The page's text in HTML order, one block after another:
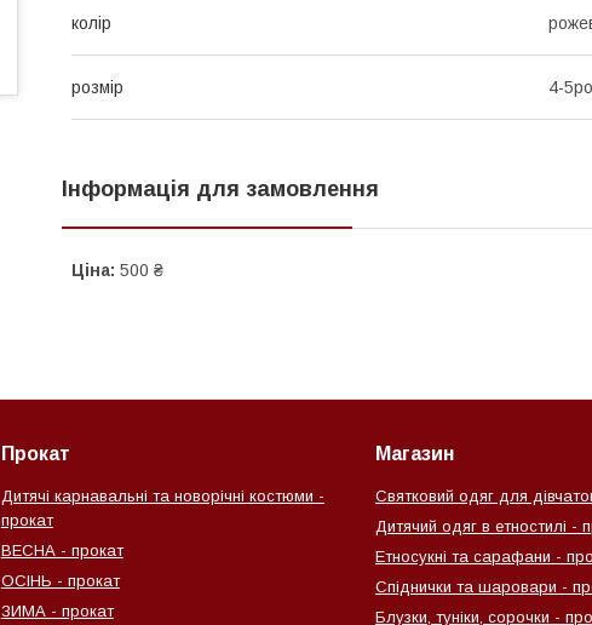
колір
розмір 4-
Інформація для замовлення
Ціна: 500 ₴
Прокат
Дитячі карнавальні та новорічні костюми -
прокат
ВЕСНА - прокат
ОСІНЬ - прокат
ЗИМА - прокат
Магазин
Святковий одяг для
Дитячий одяг в етностилі -
Етносукні та сарафани -
Спіднички та шаровари -
Блузки, туніки, сорочки -